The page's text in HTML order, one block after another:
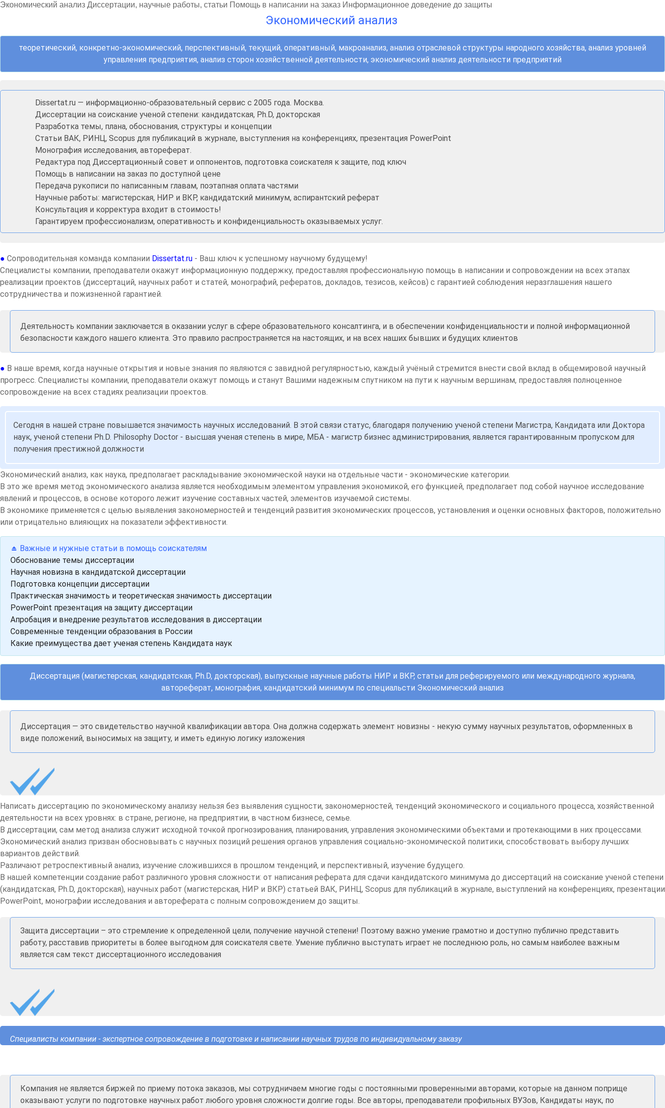
Экономический анализ Диссертации, научные работы, статьи Помощь в написании на заказ Информационное доведение до защиты
Экономический анализ
теоретический, конкретно-экономический, перспективный, текущий, оперативный, макроанализ, анализ отраслевой структуры народного хозяйства, анализ уровней
управления предприятия, анализ сторон хозяйственной деятельности, экономический анализ деятельности предприятий
Dissertat.ru — информационно-образовательный сервис с 2005 года. Москва.
Диссертации на соискание ученой степени: кандидатская, Ph.D, докторская
Разработка темы, плана, обоснования, структуры и концепции
Статьи ВАК, РИНЦ, Scopus для публикаций в журнале, выступления на конференциях, презентация PowerPoint
Монография исследования, автореферат.
Редактура под Диссертационный совет и оппонентов, подготовка соискателя к защите, под ключ
Помощь в написании на заказ по доступной цене
Передача рукописи по написанным главам, поэтапная оплата частями
Научные работы: магистерская, НИР и ВКР, кандидатский минимум, аспирантский реферат
Консультация и корректура входит в стоимость!
Гарантируем профессионализм, оперативность и конфиденциальность оказываемых услуг.
● Сопроводительная команда компании Dissertat.ru - Ваш ключ к успешному научному будущему!
Специалисты компании, преподаватели окажут информационную поддержку, предоставляя профессиональную помощь в написании и сопровождении на всех этапах
реализации проектов (диссертаций, научных работ и статей, монографий, рефератов, докладов, тезисов, кейсов) с гарантией соблюдения неразглашения нашего
сотрудничества и пожизненной гарантией.
Деятельность компании заключается в оказании услуг в сфере образовательного консалтинга, и в обеспечении конфиденциальности и полной информационной
безопасности каждого нашего клиента. Это правило распространяется на настоящих, и на всех наших бывших и будущих клиентов
● В наше время, когда научные открытия и новые знания по являются с завидной регулярностью, каждый учёный стремится внести свой вклад в общемировой научный
прогресс. Специалисты компании, преподаватели окажут помощь и станут Вашими надежным спутником на пути к научным вершинам, предоставляя полноценное
сопровождение на всех стадиях реализации проектов.
Сегодня в нашей стране повышается значимость научных исследований. В этой связи статус, благодаря получению ученой степени Магистра, Кандидата или Доктора
наук, ученой степени Ph.D. Philosophy Doctor - высшая ученая степень в мире, МБА - магистр бизнес администрирования, является гарантированным пропуском для
получения престижной должности
Экономический анализ, как наука, предполагает раскладывание экономической науки на отдельные части - экономические категории.
В это же время метод экономического анализа является необходимым элементом управления экономикой, его функцией, предполагает под собой научное исследование
явлений и процессов, в основе которого лежит изучение составных частей, элементов изучаемой системы.
В экономике применяется с целью выявления закономерностей и тенденций развития экономических процессов, установления и оценки основных факторов, положительно
или отрицательно влияющих на показатели эффективности.
⏏️ Важные и нужные статьи в помощь соискателям
Обоснование темы диссертации
Научная новизна в кандидатской диссертации
Подготовка концепции диссертации
Практическая значимость и теоретическая значимость диссертации
PowerPoint презентация на защиту диссертации
Апробация и внедрение результатов исследования в диссертации
Современные тенденции образования в России
Какие преимущества дает ученая степень Кандидата наук
Диссертация (магистерская, кандидатская, Ph.D, докторская), выпускные научные работы НИР и ВКР, статьи для реферируемого или международного журнала,
автореферат, монография, кандидатский минимум по специальсти Экономический анализ
Диссертация — это свидетельство научной квалификации автора. Она должна содержать элемент новизны - некую сумму научных результатов, оформленных в
виде положений, выносимых на защиту, и иметь единую логику изложения
Написать диссертацию по экономическому анализу нельзя без выявления сущности, закономерностей, тенденций экономического и социального процесса, хозяйственной
деятельности на всех уровнях: в стране, регионе, на предприятии, в частном бизнесе, семье.
В диссертации, сам метод анализа служит исходной точкой прогнозирования, планирования, управления экономическими объектами и протекающими в них процессами.
Экономический анализ призван обосновывать с научных позиций решения органов управления социально-экономической политики, способствовать выбору лучших
вариантов действий.
Различают ретроспективный анализ, изучение сложившихся в прошлом тенденций, и перспективный, изучение будущего.
В нашей компетенции создание работ различного уровня сложности: от написания реферата для сдачи кандидатского минимума до диссертаций на соискание ученой степени
(кандидатская, Ph.D, докторская), научных работ (магистерская, НИР и ВКР) статьей ВАК, РИНЦ, Scopus для публикаций в журнале, выступлений на конференциях, презентации
PowerPoint, монографии исследования и автореферата с полным сопровождением до защиты.
Защита диссертации – это стремление к определенной цели, получение научной степени! Поэтому важно умение грамотно и доступно публично представить
работу, расставив приоритеты в более выгодном для соискателя свете. Умение публично выступать играет не последнюю роль, но самым наиболее важным
является сам текст диссертационного исследования
Специалисты компании - экспертное сопровождение в подготовке и написании научных трудов по индивидуальному заказу
Компания не является биржей по приему потока заказов, мы сотрудничаем многие годы с постоянными проверенными авторами, которые на данном поприще
оказывают услуги по подготовке научных работ любого уровня сложности долгие годы. Все авторы, преподаватели профильных ВУЗов, Кандидаты наук, по